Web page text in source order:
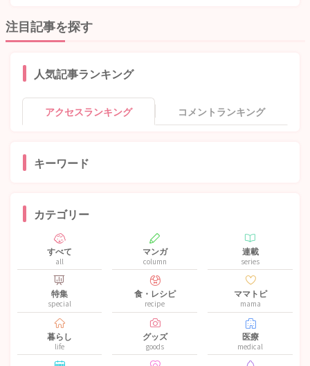
注目記事を探す
人気記事ランキング
アクセスランキング コメントランキング
キーワード
カテゴリー
すべて
all
マンガ
column
連載
series
特集
special
食・レシピ
recipe
ママトピ
mama
暮らし
life
グッズ
goods
医療
medical